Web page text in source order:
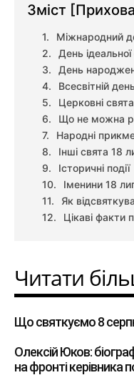
Зміст
Міжнародний
День ідеальної
День
Всесвітній
Церковні
Що не можна
Народні
Інші свята 18
Історичні події
Іменини 18
Як
Цікаві факти
Читати
Що святкуємо 8
Олексій Юков:
на фронті керівника